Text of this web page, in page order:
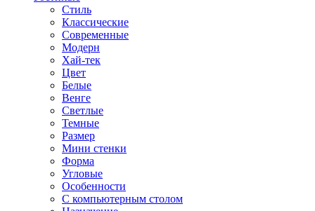
Стиль
Классические
Современные
Модерн
Хай-тек
Цвет
Белые
Венге
Светлые
Темные
Размер
Мини стенки
Форма
Угловые
Особенности
С компьютерным столом